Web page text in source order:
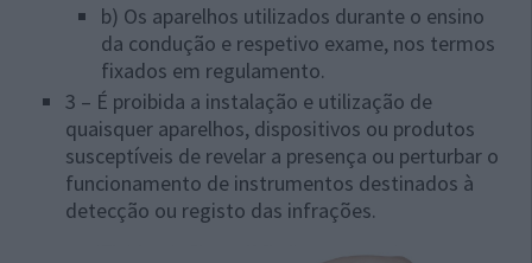
b) Os aparelhos utilizados durante o ensino
da condução e respetivo exame, nos termos
fixados em regulamento.
3 – É proibida a instalação e utilização de
quaisquer aparelhos, dispositivos ou produtos
susceptíveis de revelar a presença ou perturbar o
funcionamento de instrumentos destinados à
detecção ou registo das infrações.